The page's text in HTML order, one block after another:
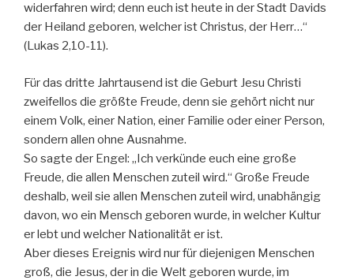
widerfahren wird; denn euch ist heute in der Stadt Davids
der Heiland geboren, welcher ist Christus, der Herr…“
(Lukas 2,10-11).
Für das dritte Jahrtausend ist die Geburt Jesu Christi
zweifellos die größte Freude, denn sie gehört nicht nur
einem Volk, einer Nation, einer Familie oder einer Person,
sondern allen ohne Ausnahme.
So sagte der Engel: „Ich verkünde euch eine große
Freude, die allen Menschen zuteil wird.“ Große Freude
deshalb, weil sie allen Menschen zuteil wird, unabhängig
davon, wo ein Mensch geboren wurde, in welcher Kultur
er lebt und welcher Nationalität er ist.
Aber dieses Ereignis wird nur für diejenigen Menschen
groß, die Jesus, der in die Welt geboren wurde, im